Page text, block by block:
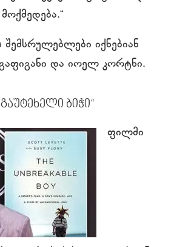
იქნებიან
გაფიგანი და იოელ კორტნი.
ბიჭი“
ფილმი